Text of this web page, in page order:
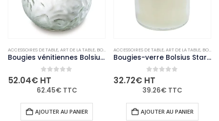
,VAISSELLE
ACCESSOIRES DE TABLE,ART DE LA TABLE, BOUGIES ET PHOTOPHORES ,NON-PALETTISABLE
Bougies vénitiennes Bolsius Low Boy transparentes (Lot de 12)
0out of 5
52.04€ HT
62.45€ TTC
AJOUTER AU PANIER
ACCESSOIRES DE TABLE,ART DE LA TABLE, BOUGIES ET PHOTOPHORES
Bougies-verre Bolsius Starlight transparentes (lot de 8)
0out of 5
32.72€ HT
39.26€ TTC
AJOUTER AU PANIER